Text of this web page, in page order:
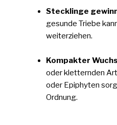
Stecklinge
gesunde Triebe
weiterziehen.
Kompakter
oder kletternden
oder Epiphyten
Ordnung.